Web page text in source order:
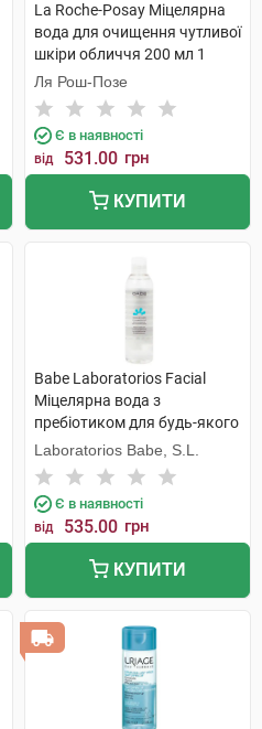
La Roche-Posay Міцелярна
вода для очищення чутливої
шкіри обличчя 200 мл 1
флакон
Ля Рош-Позе
Є в наявності
від 531.00 грн
КУПИТИ
Babe Laboratorios Facial
Міцелярна вода з
пребіотиком для будь-якого
типу шкіри, навіть дуже
чутливої 250 мл 1 флакон
Laboratorios Babe, S.L.
Є в наявності
від 535.00 грн
КУПИТИ